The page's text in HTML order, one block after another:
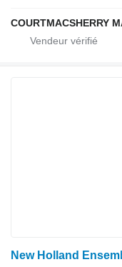
COURTMACSHERRY